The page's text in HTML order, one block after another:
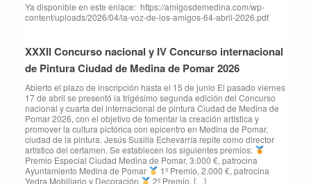
Ya disponible en este enlace: https://amigosdemedina.com/wp-
content/uploads/2026/04/la-voz-de-los-amigos-64-abril-2026.pdf
XXXII Concurso nacional y IV Concurso internacional
de Pintura Ciudad de Medina de Pomar 2026
Abierto el plazo de inscripción hasta el 15 de junio El pasado viernes
17 de abril se presentó la trigésimo segunda edición del Concurso
nacional y cuarta del internacional de pintura Ciudad de Medina de
Pomar 2026, con el objetivo de fomentar la creación artística y
promover la cultura pictórica con epicentro en Medina de Pomar,
ciudad de la pintura. Jesús Susilla Echevarría repite como director
artístico del certamen. Se establecen los siguientes premios:
Premio Especial Ciudad Medina de Pomar, 3.000 €, patrocina
Ayuntamiento Medina de Pomar
1º Premio, 2.000 €, patrocina
Yedra Mobiliario y Decoración
2º Premio, […]